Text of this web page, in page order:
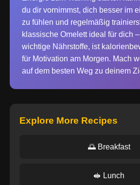
du dir vornimmst, dich besser im
zu fühlen und regelmäßig
klassische Omelett ideal für dich
wichtige Nährstoffe, ist
für Motivation am Morgen. Mach
auf dem besten Weg zu deinem
Explore More Recipes
🌅 Breakfast
🥪 Lunch